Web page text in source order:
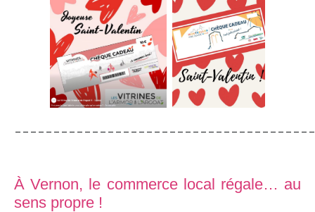
À Vernon, le commerce local régale… au
sens propre !